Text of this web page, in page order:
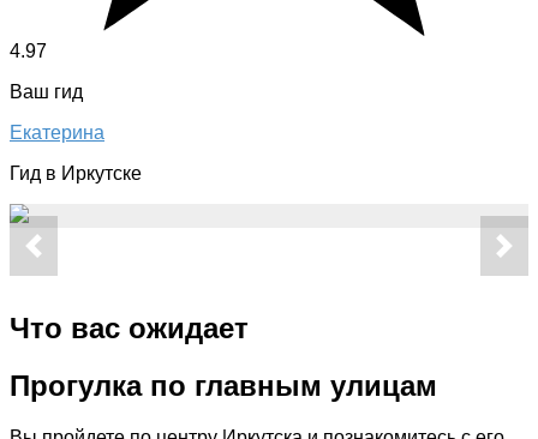
4.97
Ваш гид
Екатерина
Гид в Иркутске
Что вас ожидает
Прогулка по главным улицам